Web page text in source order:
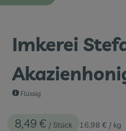
Imkerei
Flüssig
8,49 € / Stück 16,98 € / kg
Produkt zu Favouriten hinzufügen